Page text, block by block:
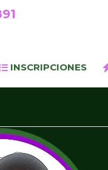
INSCRIPCIONES